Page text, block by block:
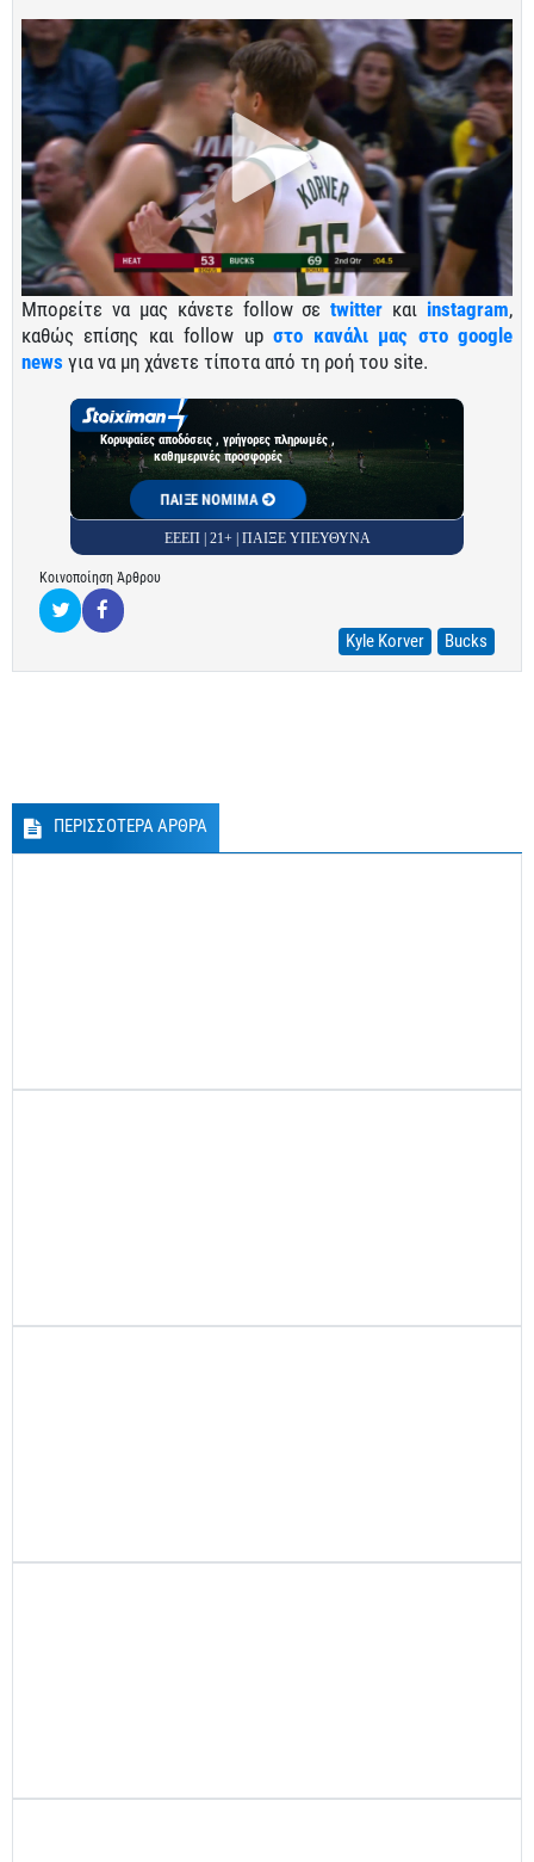
Μπορείτε να μας κάνετε follow σεtwitter και instagram,
καθώς επίσης και follow upστο κανάλι μας στο google
news για να μη χάνετε τίποτα από τη ροή του site.
Κορυφαίες αποδόσεις , γρήγορες πληρωμές ,
καθημερινές προσφορές
ΠΑΙΞΕ ΝΟΜΙΜΑ
ΕΕΕΠ | 21+ | ΠΑΙΞΕ ΥΠΕΥΘΥΝΑ
Κοινοποίηση Άρθρου
Kyle Korver Bucks
ΠΕΡΙΣΣΟΤΕΡΑ ΑΡΘΡΑ